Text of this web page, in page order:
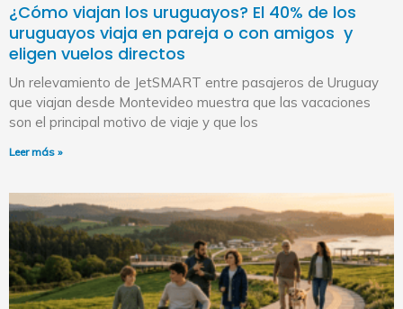
¿Cómo viajan los uruguayos? El 40% de los
uruguayos viaja en pareja o con amigos y
eligen vuelos directos
Un relevamiento de JetSMART entre pasajeros de Uruguay
que viajan desde Montevideo muestra que las vacaciones
son el principal motivo de viaje y que los
Leer más »